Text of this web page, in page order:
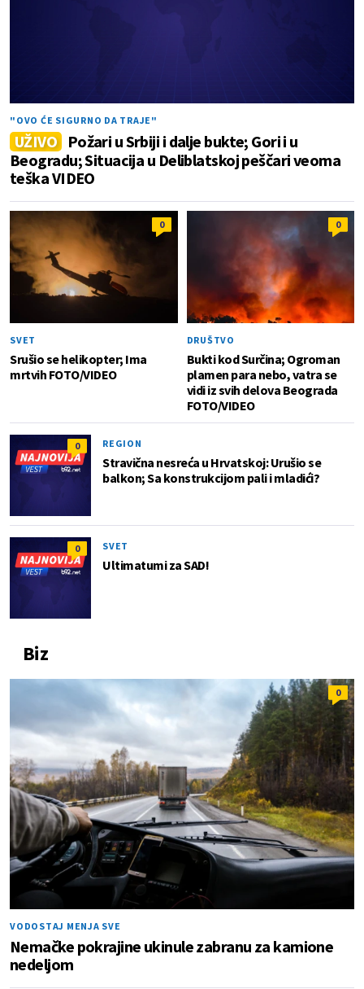
"OVO ĆE SIGURNO DA TRAJE"
UŽIVO Požari u Srbiji i dalje bukte; Gori i u
Beogradu; Situacija u Deliblatskoj peščari veoma
teška VIDEO
0
SVET
Srušio se helikopter; Ima
mrtvih FOTO/VIDEO
0
DRUŠTVO
Bukti kod Surčina; Ogroman
plamen para nebo, vatra se
vidi iz svih delova Beograda
FOTO/VIDEO
0 REGION
Stravična nesreća u Hrvatskoj: Urušio se
balkon; Sa konstrukcijom pali i mladići?
0 SVET
Ultimatumi za SAD!
Biz
0
VODOSTAJ MENJA SVE
Nemačke pokrajine ukinule zabranu za kamione
nedeljom